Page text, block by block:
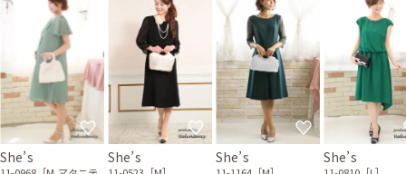
She’s She’s She’s She’s